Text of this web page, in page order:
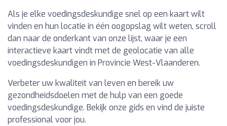
Als je elke voedingsdeskundige snel op een kaart wilt
vinden en hun locatie in één oogopslag wilt weten, scroll
dan naar de onderkant van onze lijst, waar je een
interactieve kaart vindt met de geolocatie van alle
voedingsdeskundigen in Provincie West-Vlaanderen.
Verbeter uw kwaliteit van leven en bereik uw
gezondheidsdoelen met de hulp van een goede
voedingsdeskundige. Bekijk onze gids en vind de juiste
professional voor jou.